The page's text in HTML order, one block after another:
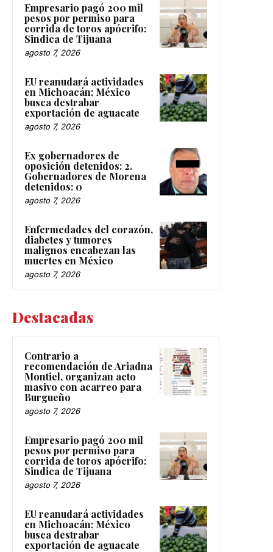
Empresario pagó 200 mil
pesos por permiso para
corrida de toros apócrifo:
Sindica de Tijuana
agosto 7, 2026
EU reanudará actividades
en Michoacán; México
busca destrabar
exportación de aguacate
agosto 7, 2026
Ex gobernadores de
oposición detenidos: 2.
Gobernadores de Morena
detenidos: 0
agosto 7, 2026
Enfermedades del corazón,
diabetes y tumores
malignos encabezan las
muertes en México
agosto 7, 2026
Destacadas
Contrario a
recomendación de Ariadna
Montiel, organizan acto
masivo con acarreo para
Burgueño
agosto 7, 2026
Empresario pagó 200 mil
pesos por permiso para
corrida de toros apócrifo:
Sindica de Tijuana
agosto 7, 2026
EU reanudará actividades
en Michoacán; México
busca destrabar
exportación de aguacate